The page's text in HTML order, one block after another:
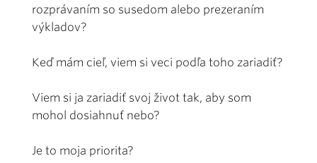
rozprávaním so susedom alebo prezeraním
výkladov?
Keď mám cieľ, viem si veci podľa toho zariadiť?
Viem si ja zariadiť svoj život tak, aby som
mohol dosiahnuť nebo?
Je to moja priorita?